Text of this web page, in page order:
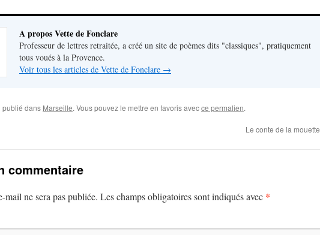
A propos Vette de Fonclare
Professeur de lettres retraitée, a créé un site de poèmes dits "classiques", pratiquement
tous voués à la Provence.
Voir tous les articles de Vette de Fonclare →
publié dans Marseille. Vous pouvez le mettre en favoris avecce permalien.
Le conte de la mouette
commentaire
mail ne sera pas publiée. Les champs obligatoires sont indiqués avec *